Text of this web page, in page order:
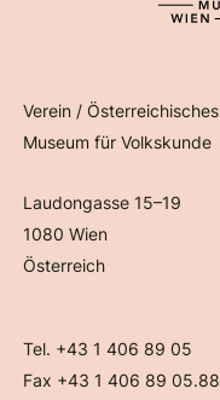
Verein / Österreichisches
Museum für Volkskunde
Laudongasse 15–19
1080 Wien
Österreich
Tel. +43 1 406 89 05
Fax +43 1 406 89 05.88